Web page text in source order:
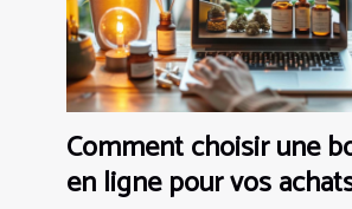
Comment choisir une
en ligne pour vos